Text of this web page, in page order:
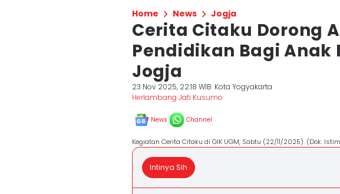
Home News Jogja
Cerita Citaku Dorong
Pendidikan Bagi Anak
Jogja
23 Nov 2025, 22:18 WIB Kota Yogyakarta
Herlambang Jati Kusumo
News Channel
Kegiatan Cerita Citaku di GIK UGM, Sabtu (22/11/2025). (Dok.
Intinya Sih